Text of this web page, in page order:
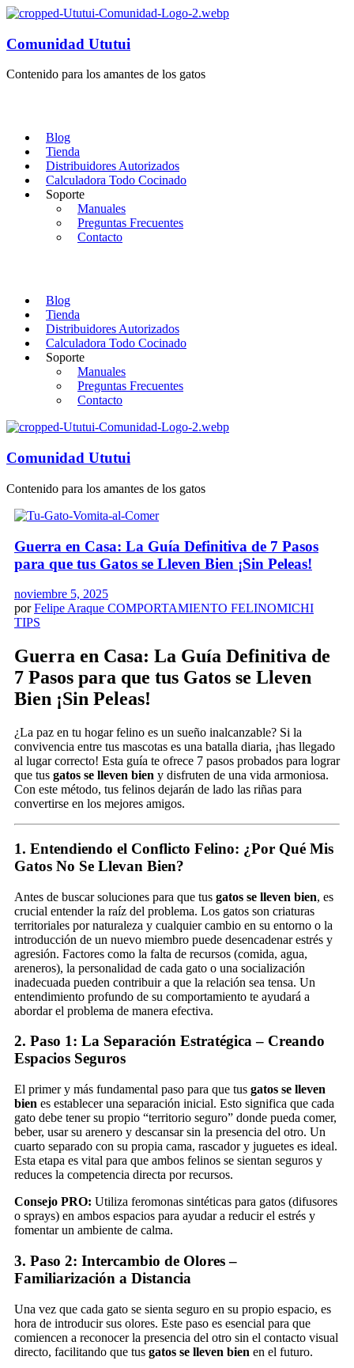
Comunidad Ututui
Contenido para los amantes de los gatos
Blog
Tienda
Distribuidores Autorizados
Calculadora Todo Cocinado
Soporte
Manuales
Preguntas Frecuentes
Contacto
Blog
Tienda
Distribuidores Autorizados
Calculadora Todo Cocinado
Soporte
Manuales
Preguntas Frecuentes
Contacto
Comunidad Ututui
Contenido para los amantes de los gatos
Guerra en Casa: La Guía Definitiva de 7 Pasos
para que tus Gatos se Lleven Bien ¡Sin Peleas!
noviembre 5, 2025
por Felipe Araque COMPORTAMIENTO FELINOMICHI
TIPS
Guerra en Casa: La Guía Definitiva de
7 Pasos para que tus Gatos se Lleven
Bien ¡Sin Peleas!
¿La paz en tu hogar felino es un sueño inalcanzable? Si la
convivencia entre tus mascotas es una batalla diaria, ¡has llegado
al lugar correcto! Esta guía te ofrece 7 pasos probados para lograr
que tus gatos se lleven bien y disfruten de una vida armoniosa.
Con este método, tus felinos dejarán de lado las riñas para
convertirse en los mejores amigos.
1. Entendiendo el Conflicto Felino: ¿Por Qué Mis
Gatos No Se Llevan Bien?
Antes de buscar soluciones para que tus gatos se lleven bien, es
crucial entender la raíz del problema. Los gatos son criaturas
territoriales por naturaleza y cualquier cambio en su entorno o la
introducción de un nuevo miembro puede desencadenar estrés y
agresión. Factores como la falta de recursos (comida, agua,
areneros), la personalidad de cada gato o una socialización
inadecuada pueden contribuir a que la relación sea tensa. Un
entendimiento profundo de su comportamiento te ayudará a
abordar el problema de manera efectiva.
2. Paso 1: La Separación Estratégica – Creando
Espacios Seguros
El primer y más fundamental paso para que tus gatos se lleven
bien es establecer una separación inicial. Esto significa que cada
gato debe tener su propio “territorio seguro” donde pueda comer,
beber, usar su arenero y descansar sin la presencia del otro. Un
cuarto separado con su propia cama, rascador y juguetes es ideal.
Esta etapa es vital para que ambos felinos se sientan seguros y
reduces la competencia directa por recursos.
Consejo PRO: Utiliza feromonas sintéticas para gatos (difusores
o sprays) en ambos espacios para ayudar a reducir el estrés y
fomentar un ambiente de calma.
3. Paso 2: Intercambio de Olores –
Familiarización a Distancia
Una vez que cada gato se sienta seguro en su propio espacio, es
hora de introducir sus olores. Este paso es esencial para que
comiencen a reconocer la presencia del otro sin el contacto visual
directo, facilitando que tus gatos se lleven bien en el futuro.